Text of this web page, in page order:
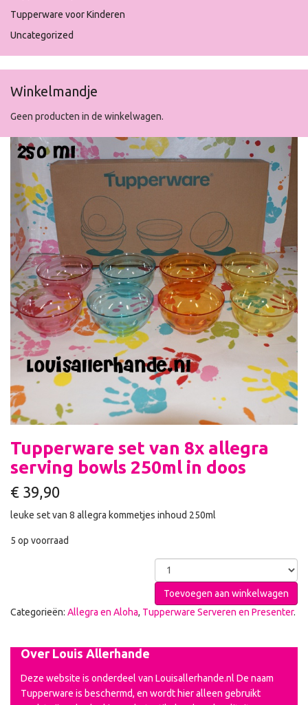
Tupperware voor Kinderen
Uncategorized
Winkelmandje
Geen producten in de winkelwagen.
Tupperware set van 8x allegra
serving bowls 250ml in doos
€ 39,90
leuke set van 8 allegra kommetjes inhoud 250ml
5 op voorraad
Toevoegen aan winkelwagen
Categorieën: Allegra en Aloha, Tupperware Serveren en Presenter.
Over Louis Allerhande
Deze website is onderdeel van Louisallerhande.nl De naam
Tupperware is beschermd, en wordt hier alleen gebruikt